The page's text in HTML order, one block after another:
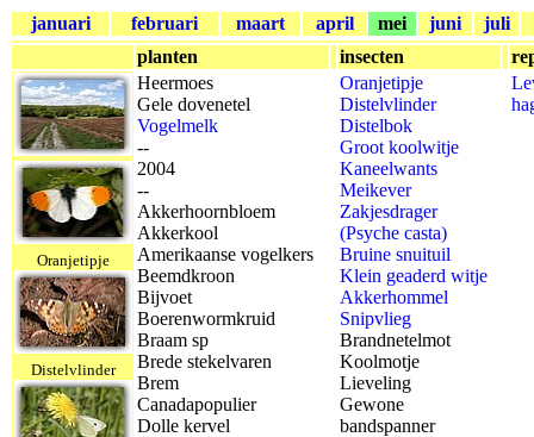
januari februari maart april mei juni
juli
planten
insecten
Oranjetipje
Distelvlinder
Heermoes
Gele dovenetel
Vogelmelk
--
2004
--
Akkerhoornbloem
Akkerkool
Amerikaanse vogelkers
Beemdkroon
Bijvoet
Boerenwormkruid
Braam sp
Brede stekelvaren
Brem
Canadapopulier
Dolle kervel
Oranjetipje
Distelvlinder
Distelbok
Groot koolwitje
Kaneelwants
Meikever
Zakjesdrager
(Psyche casta)
Bruine snuituil
Klein geaderd witje
Akkerhommel
Snipvlieg
Brandnetelmot
Koolmotje
Lieveling
Gewone
bandspanner